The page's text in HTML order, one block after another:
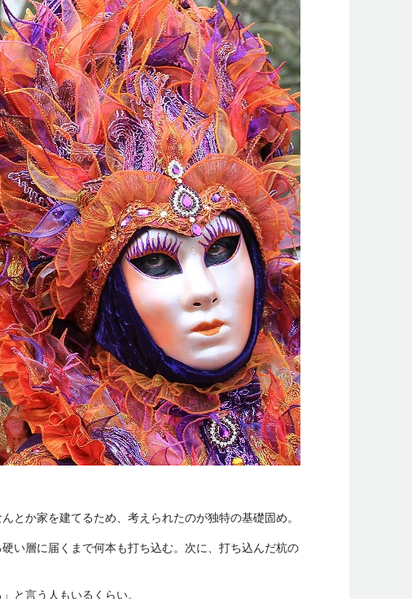
とか家を建てるため、考えられたのが独特の基礎固め。
い層に届くまで何本も打ち込む。次に、打ち込んだ杭の
と言う人もいるくらい。